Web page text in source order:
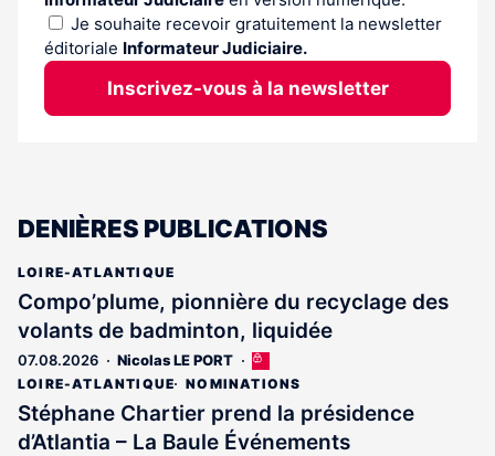
Je souhaite recevoir gratuitement la newsletter
éditoriale Informateur Judiciaire.
Inscrivez-vous à la newsletter
DENIÈRES PUBLICATIONS
LOIRE-ATLANTIQUE
Compo’plume, pionnière du recyclage des
volants de badminton, liquidée
07.08.2026 Nicolas LE PORT
Cet
article
est
réservé
aux
LOIRE-ATLANTIQUE NOMINATIONS
Stéphane Chartier prend la présidence
d’Atlantia – La Baule Événements